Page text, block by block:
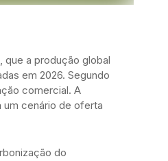
a produção global
em 2026. Segundo
comercial. A
um cenário de oferta
do